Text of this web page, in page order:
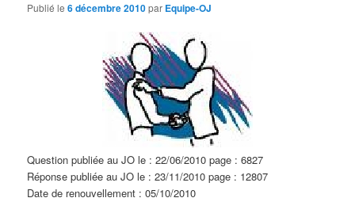
r
t
i
c
l
e
s
Publié le6 décembre 2010par Equipe-OJ
Question publiée au JO le : 22/06/2010 page : 6827
Réponse publiée au JO le : 23/11/2010 page : 12807
Date de renouvellement : 05/10/2010